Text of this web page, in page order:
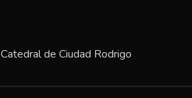
Catedral de Ciudad Rodrigo